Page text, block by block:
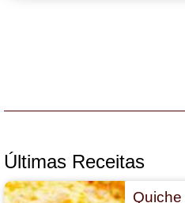
Últimas Receitas